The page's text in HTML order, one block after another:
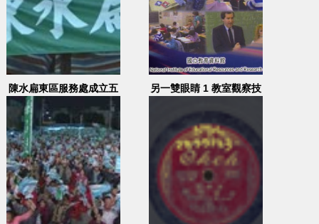
陳水扁東區服務處成立五
周年募款餐會(上輯)
另一雙眼睛 1 教室觀察技